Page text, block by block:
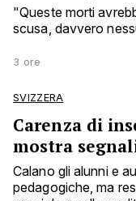
"Queste morti
scusa, davvero
3 ore
SVIZZERA
Carenza di
mostra
Calano gli alunni e
pedagogiche, ma